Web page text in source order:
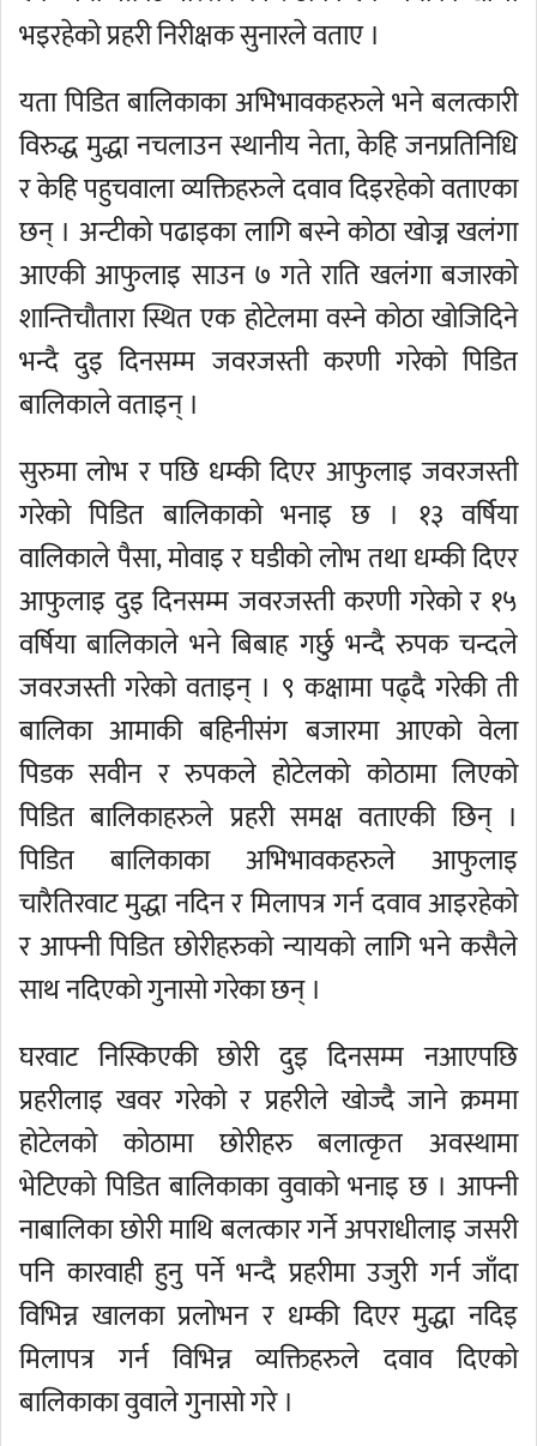
भइरहेको प्रहरी निरीक्षक सुनारले वताए ।
यता पिडित बालिकाका अभिभावकहरुले भने बलत्कारी
विरुद्ध मुद्धा नचलाउन स्थानीय नेता, केहि जनप्रतिनिधि
र केहि पहुचवाला व्यक्तिहरुले दवाव दिइरहेको वताएका
छन् । अन्टीको पढाइका लागि बस्ने कोठा खोज्न खलंगा
आएकी आफुलाइ साउन ७ गते राति खलंगा बजारको
शान्तिचौतारा स्थित एक होटेलमा वस्ने कोठा खोजिदिने
भन्दै दुइ दिनसम्म जवरजस्ती करणी गरेको पिडित
बालिकाले वताइन् ।
सुरुमा लोभ र पछि धम्की दिएर आफुलाइ जवरजस्ती
गरेको पिडित बालिकाको भनाइ छ । १३ वर्षिया
वालिकाले पैसा, मोवाइ र घडीको लोभ तथा धम्की दिएर
आफुलाइ दुइ दिनसम्म जवरजस्ती करणी गरेको र १५
वर्षिया बालिकाले भने बिबाह गर्छु भन्दै रुपक चन्दले
जवरजस्ती गरेको वताइन् । ९ कक्षामा पढ्दै गरेकी ती
बालिका आमाकी बहिनीसंग बजारमा आएको वेला
पिडक सवीन र रुपकले होटेलको कोठामा लिएको
पिडित बालिकाहरुले प्रहरी समक्ष वताएकी छिन् ।
पिडित बालिकाका अभिभावकहरुले आफुलाइ
चारैतिरवाट मुद्धा नदिन र मिलापत्र गर्न दवाव आइरहेको
र आफ्नी पिडित छोरीहरुको न्यायको लागि भने कसैले
साथ नदिएको गुनासो गरेका छन् ।
घरवाट निस्किएकी छोरी दुइ दिनसम्म नआएपछि
प्रहरीलाइ खवर गरेको र प्रहरीले खोज्दै जाने क्रममा
होटेलको कोठामा छोरीहरु बलात्कृत अवस्थामा
भेटिएको पिडित बालिकाका वुवाको भनाइ छ । आफ्नी
नाबालिका छोरी माथि बलत्कार गर्ने अपराधीलाइ जसरी
पनि कारवाही हुनु पर्ने भन्दै प्रहरीमा उजुरी गर्न जाँदा
विभिन्न खालका प्रलोभन र धम्की दिएर मुद्धा नदिइ
मिलापत्र गर्न विभिन्न व्यक्तिहरुले दवाव दिएको
बालिकाका वुवाले गुनासो गरे ।